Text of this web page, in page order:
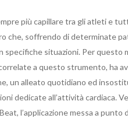
più capillare tra gli atleti e
che, soffrendo di determinate
situazioni. Per questo
a questo strumento, ha
un alleato quotidiano ed
dedicate all’attività cardiaca.
l’applicazione messa a punto